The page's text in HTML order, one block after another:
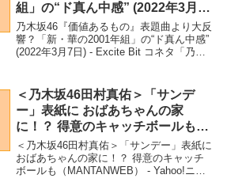
組」の“ド真ん中感” (2022年3月7
日) – Excite Bit コネタ
乃木坂46『価値あるもの』表題曲より大反
響？「新・華の2001年組」の“ド真ん中感”
(2022年3月7日) - Excite Bit コネタ「乃木
の“ド真...
＜乃木坂46田村真佑＞「サンデ
ー」表紙に おばあちゃんの家
に！？ 得意のキャッチボールも
（MANTANWEB） – Yahoo!ニュ
ース – Yahoo!ニュース
＜乃木坂46田村真佑＞「サンデー」表紙に
おばあちゃんの家に！？ 得意のキャッチ
ボールも（MANTANWEB） - Yahoo!ニュ